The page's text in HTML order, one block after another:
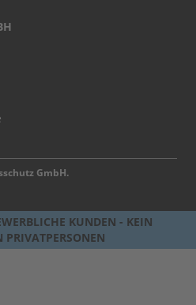
GmbH.
KUNDEN - KEIN
PRIVATPERSONEN